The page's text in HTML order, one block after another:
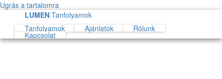
Ugrás a tartalomra
LUMEN Tanfolyamok
Tanfolyamok
Ajánlatok Rólunk
Kapcsolat